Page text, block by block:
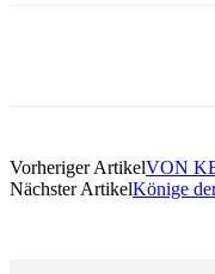
Vorheriger ArtikelVON
Nächster ArtikelKönige